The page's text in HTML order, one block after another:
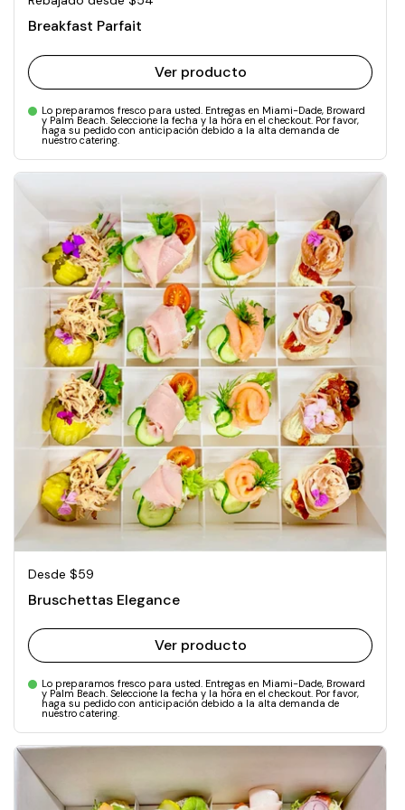
Breakfast Parfait
Ver producto
Lo preparamos fresco para usted. Entregas en Miami-Dade, Broward
y Palm Beach. Seleccione la fecha y la hora en el checkout. Por favor,
haga su pedido con anticipación debido a la alta demanda de
nuestro catering.
Precio normal
Desde $59
Bruschettas Elegance
Ver producto
Lo preparamos fresco para usted. Entregas en Miami-Dade, Broward
y Palm Beach. Seleccione la fecha y la hora en el checkout. Por favor,
haga su pedido con anticipación debido a la alta demanda de
nuestro catering.